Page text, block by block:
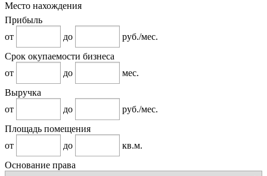
Место нахождения
Прибыль
от
до
руб./мес.
Срок окупаемости бизнеса
от
до
мес.
Выручка
от
до
руб./мес.
Площадь помещения
от
до
кв.м.
Основание права